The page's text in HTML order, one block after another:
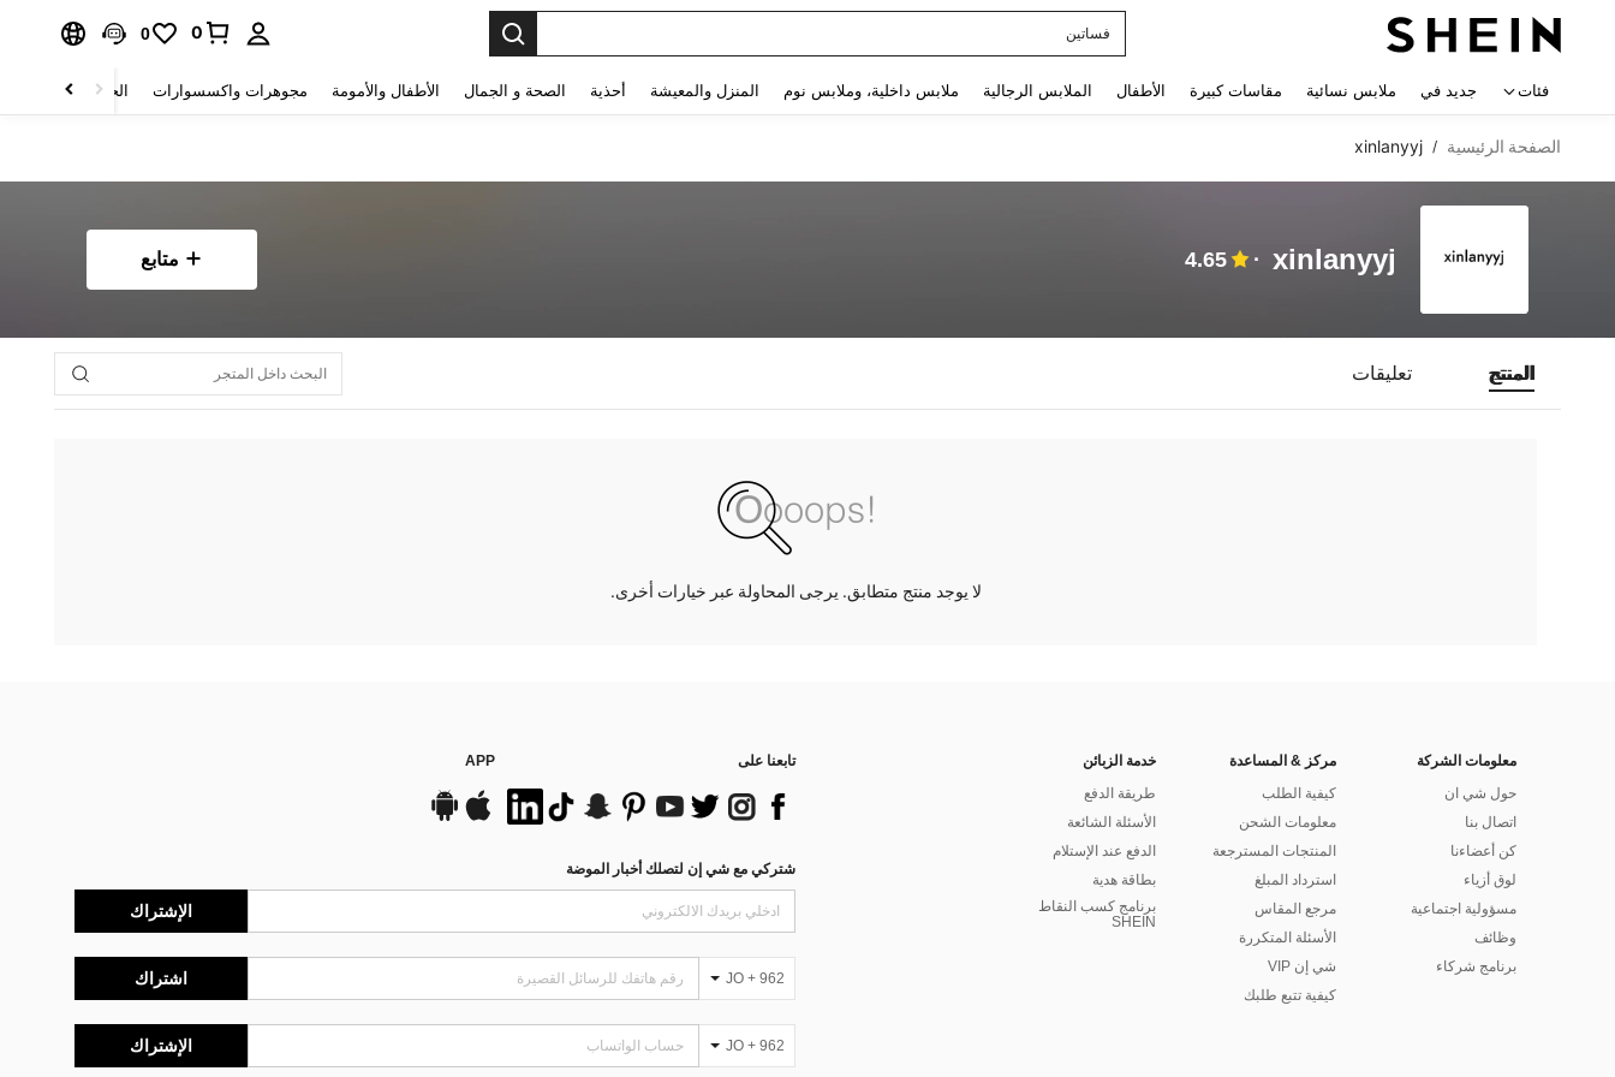
فساتين
0
0
فئات جديد في ملابس نسائية مقاسات كبيرة الأطفال الملابس الرجالية ملابس داخلية، وملابس نوم المنزل والمعيشة أحذية الصحة و الجمال الأطفال والأمومة مجوهرات واكسسوارات الحقائب والأمتعة
الصفحة الرئيسية /
xinlanyyj
xinlanyyj
4.65 متابع
المنتج تعليقات
لا يوجد منتج متطابق. يرجى المحاولة عبر خيارات أخرى.
معلومات الشركة
حول شي ان
اتصال بنا
كن أعضاءنا
لوق أزياء
مسؤولية اجتماعية
وظائف
برنامج شركاء
مركز & المساعدة
كيفية الطلب
معلومات الشحن
المنتجات المسترجعة
استرداد المبلغ
مرجع المقاس
الأسئلة المتكررة
شي إن VIP
كيفية تتبع طلبك
خدمة الزبائن
طريقة الدفع
الأسئلة الشائعة
الدفع عند الإستلام
بطاقة هدية
برنامج كسب النقاط
SHEIN
تابعنا على APP
شتركي مع شي إن لتصلك أخبار الموضة
الإشتراك
JO + 962 اشتراك
JO + 962 الإشتراك